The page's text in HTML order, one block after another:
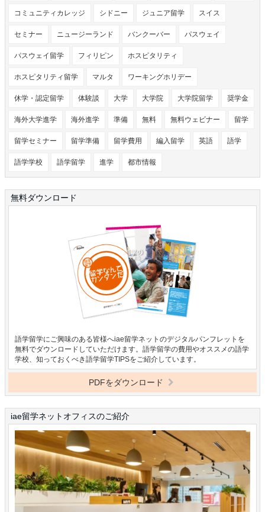
コミュニティカレッジ シドニー ジュニア留学 スイス
セミナー ニュージーランド バンクーバー パスウェイ
パスウェイ留学 フィリピン ホスピタリティ
ホスピタリティ留学 マルタ ワーキングホリデー
休学・認定留学 体験談 大学 大学院 大学院留学 奨学金
海外大学進学 海外進学 準備 無料 無料ウェビナー 留学
留学セミナー 留学準備 留学費用 編入留学 英語 語学
語学学校 語学留学 進学 都市情報
無料ダウンロード
語学留学にご興味のある皆様へiae留学ネットのデジタルパンフレットを
無料でダウンロードしていただけます。語学留学の費用やオススメの語学
学校、知っておくべき語学留学TIPSをご紹介しています。
PDFをダウンロード
iae留学ネットオフィスのご紹介